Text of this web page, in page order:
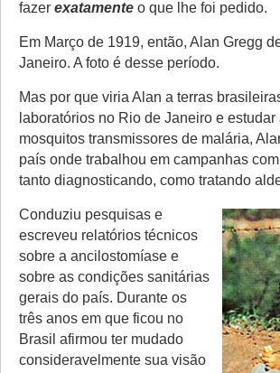
fazer exatamente o que lhe foi pedido.
Em Março de 1919, então, Alan Gregg
Janeiro. A foto é desse período.
Mas por que viria Alan a terras
laboratórios no Rio de Janeiro e estudar
mosquitos transmissores de malária,
país onde trabalhou em campanhas
tanto diagnosticando, como tratando
Conduziu pesquisas e
escreveu relatórios técnicos
sobre a ancilostomíase e
sobre as condições sanitárias
gerais do país. Durante os
três anos em que ficou no
Brasil afirmou ter mudado
consideravelmente sua visão